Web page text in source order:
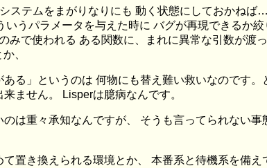
ステムをまがりなりにも 動く状態にしておかね
うパラメータを与えた時に バグが再現できるか
みで使われる ある関数に、まれに異常な引数が渡
、
る」というのは 何物にも替え難い救いなのです
ません。 Lisperは臆病なんです。
は重々承知なんですが、 そうも言ってられない
置き換えられる環境とか、 本番系と待機系を備